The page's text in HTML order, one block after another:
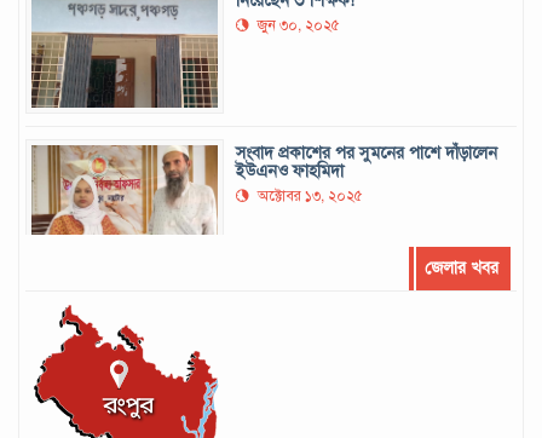
জুন ৩০, ২০২৫
সংবাদ প্রকাশের পর সুমনের পাশে দাঁড়ালেন
ইউএনও ফাহমিদা
অক্টোবর ১৩, ২০২৫
জেলার খবর